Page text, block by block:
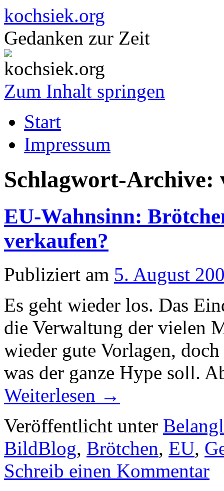
kochsiek.org
Gedanken zur Zeit
Zum Inhalt springen
Start
Impressum
Schlagwort-Archive:
EU-Wahnsinn:
verkaufen?
Publiziert am 5. August
Es geht wieder los. Das
die Verwaltung der vielen
wieder gute Vorlagen,
was der ganze Hype soll.
Weiterlesen →
Veröffentlicht unter
BildBlog, Brötchen, EU,
Schreib einen Kommentar